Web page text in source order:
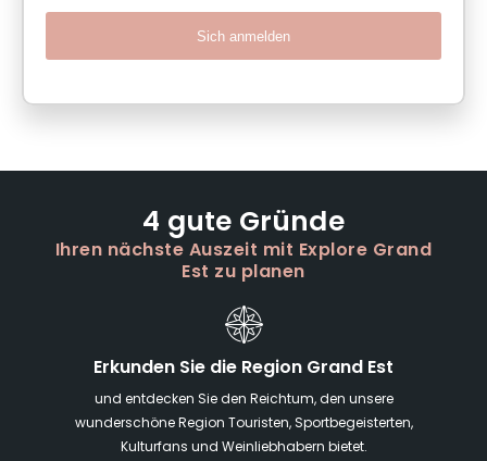
Sich anmelden
4 gute Gründe
Ihren nächste Auszeit mit Explore Grand
Est zu planen
Erkunden Sie die Region Grand Est
und entdecken Sie den Reichtum, den unsere
wunderschöne Region Touristen, Sportbegeisterten,
Kulturfans und Weinliebhabern bietet.